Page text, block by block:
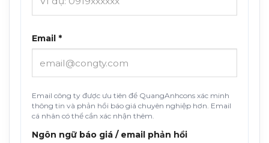
Email *
Email công ty được ưu tiên để QuangAnhcons xác minh
thông tin và phản hồi báo giá chuyên nghiệp hơn. Email
cá nhân có thể cần xác nhận thêm.
Ngôn ngữ báo giá / email phản hồi